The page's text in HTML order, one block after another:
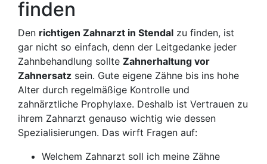
finden
Den richtigen Zahnarzt in Stendal zu finden, ist
gar nicht so einfach, denn der Leitgedanke jeder
Zahnbehandlung sollte Zahnerhaltung vor
Zahnersatz sein. Gute eigene Zähne bis ins hohe
Alter durch regelmäßige Kontrolle und
zahnärztliche Prophylaxe. Deshalb ist Vertrauen zu
ihrem Zahnarzt genauso wichtig wie dessen
Spezialisierungen. Das wirft Fragen auf:
Welchem Zahnarzt soll ich meine Zähne